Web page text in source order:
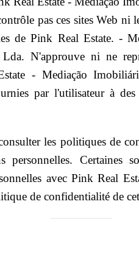
pas ces sites Web ni
de Pink Real Estate. -
N'approuve ni ne
- Mediação
par l'utilisateur à
les politiques de
personnelles. Certaines
avec Pink Real
de confidentialité de